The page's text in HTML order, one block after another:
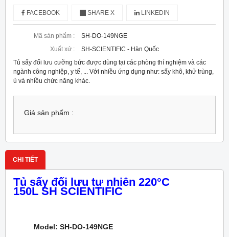
FACEBOOK SHARE X LINKEDIN
Mã sản phẩm :
SH-DO-149NGE
Xuất xứ :
SH-SCIENTIFIC - Hàn Quốc
Tủ sấy đối lưu cưỡng bức được dùng tại các phòng thí nghiệm và các
ngành công nghiệp, y tế, ... Với nhiều ứng dụng như: sấy khô, khử trùng,
ủ và nhiều chức năng khác.
Giá sản phẩm :
CHI TIẾT
Tủ sấy đối lưu tự nhiên 220°C
150L SH SCIENTIFIC
Model: SH-DO-149NGE